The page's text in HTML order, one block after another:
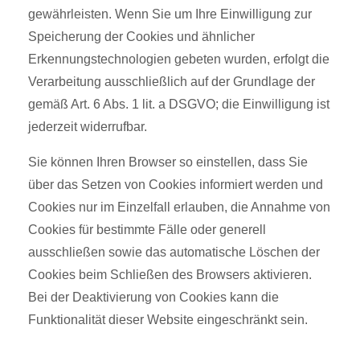
gewährleisten. Wenn Sie um Ihre Einwilligung zur
Speicherung der Cookies und ähnlicher
Erkennungstechnologien gebeten wurden, erfolgt die
Verarbeitung ausschließlich auf der Grundlage der
gemäß Art. 6 Abs. 1 lit. a DSGVO; die Einwilligung ist
jederzeit widerrufbar.
Sie können Ihren Browser so einstellen, dass Sie
über das Setzen von Cookies informiert werden und
Cookies nur im Einzelfall erlauben, die Annahme von
Cookies für bestimmte Fälle oder generell
ausschließen sowie das automatische Löschen der
Cookies beim Schließen des Browsers aktivieren.
Bei der Deaktivierung von Cookies kann die
Funktionalität dieser Website eingeschränkt sein.